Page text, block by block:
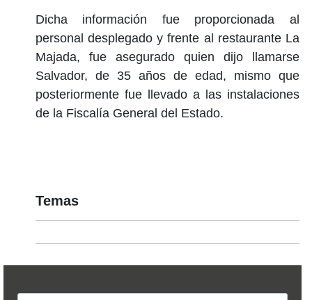
Dicha información fue proporcionada al
personal desplegado y frente al restaurante La
Majada, fue asegurado quien dijo llamarse
Salvador, de 35 años de edad, mismo que
posteriormente fue llevado a las instalaciones
de la Fiscalía General del Estado.
Temas